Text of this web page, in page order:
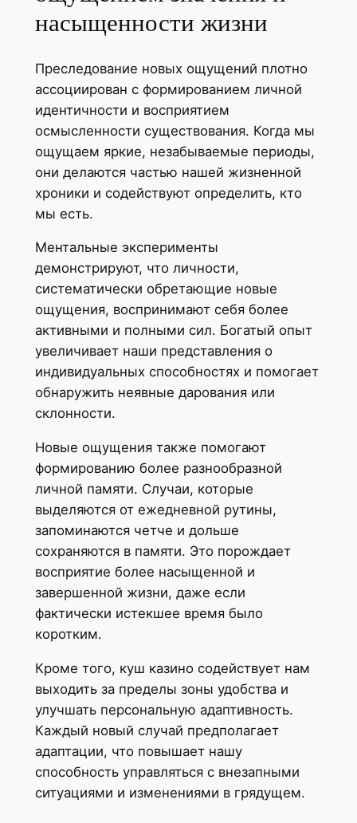
насыщенности жизни
Преследование новых ощущений плотно
ассоциирован с формированием личной
идентичности и восприятием
осмысленности существования. Когда мы
ощущаем яркие, незабываемые периоды,
они делаются частью нашей жизненной
хроники и содействуют определить, кто
мы есть.
Ментальные эксперименты
демонстрируют, что личности,
систематически обретающие новые
ощущения, воспринимают себя более
активными и полными сил. Богатый опыт
увеличивает наши представления о
индивидуальных способностях и помогает
обнаружить неявные дарования или
склонности.
Новые ощущения также помогают
формированию более разнообразной
личной памяти. Случаи, которые
выделяются от ежедневной рутины,
запоминаются четче и дольше
сохраняются в памяти. Это порождает
восприятие более насыщенной и
завершенной жизни, даже если
фактически истекшее время было
коротким.
Кроме того, куш казино содействует нам
выходить за пределы зоны удобства и
улучшать персональную адаптивность.
Каждый новый случай предполагает
адаптации, что повышает нашу
способность управляться с внезапными
ситуациями и изменениями в грядущем.